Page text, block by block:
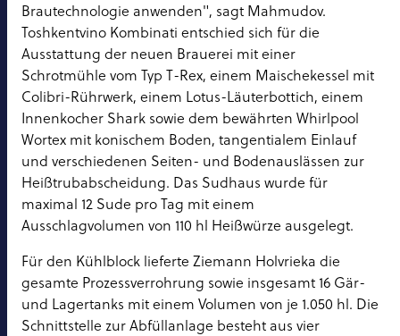
Brautechnologie anwenden", sagt Mahmudov.
Toshkentvino Kombinati entschied sich für die
Ausstattung der neuen Brauerei mit einer
Schrotmühle vom Typ T-Rex, einem Maischekessel mit
Colibri-Rührwerk, einem Lotus-Läuterbottich, einem
Innenkocher Shark sowie dem bewährten Whirlpool
Wortex mit konischem Boden, tangentialem Einlauf
und verschiedenen Seiten- und Bodenauslässen zur
Heißtrubabscheidung. Das Sudhaus wurde für
maximal 12 Sude pro Tag mit einem
Ausschlagvolumen von 110 hl Heißwürze ausgelegt.
Für den Kühlblock lieferte Ziemann Holvrieka die
gesamte Prozessverrohrung sowie insgesamt 16 Gär-
und Lagertanks mit einem Volumen von je 1.050 hl. Die
Schnittstelle zur Abfüllanlage besteht aus vier